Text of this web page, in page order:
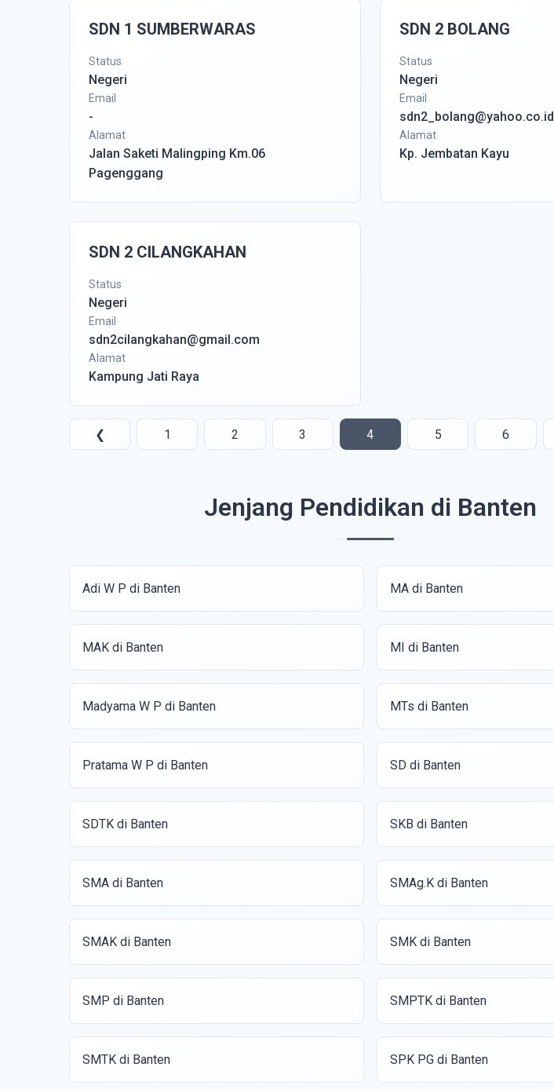
SDN 1 SUMBERWARAS
Status
Negeri
Email
-
Alamat
Jalan Saketi Malingping Km.06
Pagenggang
SDN 2 BOLANG
Status
Negeri
Email
sdn2_bolang@yahoo.co.id
Alamat
Kp. Jembatan Kayu
SDN 2 CILANGKAHAN
Status
Negeri
Email
sdn2cilangkahan@gmail.com
Alamat
Kampung Jati Raya
❮ 1 2 3 4 5 6
Jenjang Pendidikan di Banten
Adi W P di Banten MA di Banten
MAK di Banten MI di Banten
Madyama W P di Banten MTs di Banten
Pratama W P di Banten SD di Banten
SDTK di Banten SKB di Banten
SMA di Banten SMAg.K di Banten
SMAK di Banten SMK di Banten
SMP di Banten SMPTK di Banten
SMTK di Banten SPK PG di Banten